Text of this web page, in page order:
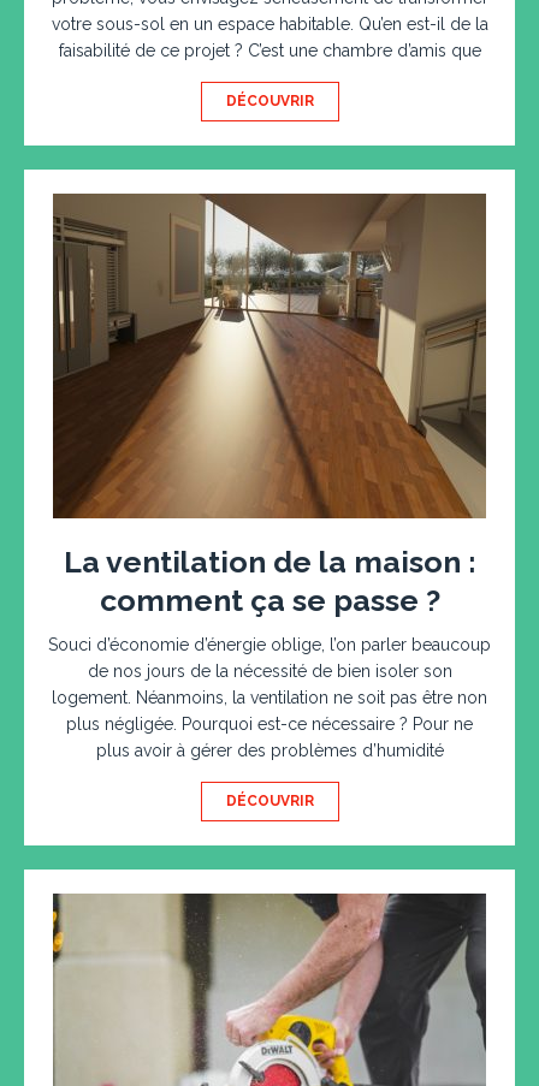
votre sous-sol en un espace habitable. Qu’en est-il de la
faisabilité de ce projet ? C’est une chambre d’amis que
DÉCOUVRIR
La ventilation de la maison :
comment ça se passe ?
Souci d’économie d’énergie oblige, l’on parler beaucoup
de nos jours de la nécessité de bien isoler son
logement. Néanmoins, la ventilation ne soit pas être non
plus négligée. Pourquoi est-ce nécessaire ? Pour ne
plus avoir à gérer des problèmes d’humidité
DÉCOUVRIR